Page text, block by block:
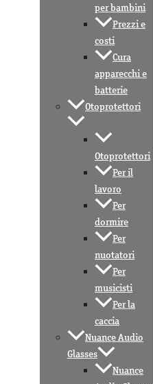
per bambini
Prezzi e
costi
Cura
apparecchi e
batterie
Otoprotettori
Otoprotettori
Per il
lavoro
Per
dormire
Per
nuotatori
Per
musicisti
Per la
caccia
Nuance Audio
Glasses
Nuance